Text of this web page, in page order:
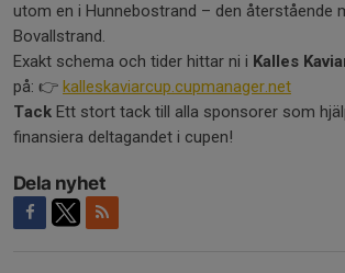
utom en i Hunnebostrand – den återstående
Bovallstrand.
Exakt schema och tider hittar ni i Kalles
på: 👉 kalleskaviarcup.cupmanager.net
Tack Ett stort tack till alla sponsorer som
finansiera deltagandet i cupen!
Dela nyhet